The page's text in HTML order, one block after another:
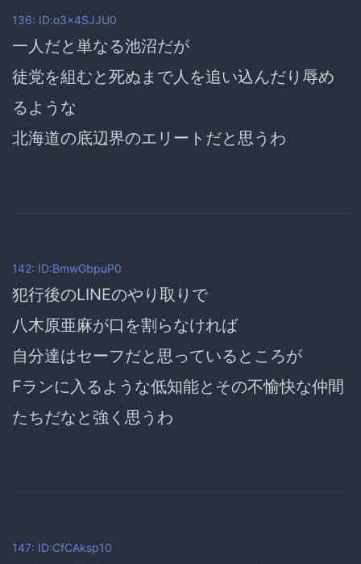
136: ID:o3x4SJJU0
一人だと単なる池沼だが
徒党を組むと死ぬまで人を追い込んだり辱め
るような
北海道の底辺界のエリートだと思うわ
142: ID:BmwGbpuP0
犯行後のLINEのやり取りで
八木原亜麻が口を割らなければ
自分達はセーフだと思っているところが
Fランに入るような低知能とその不愉快な仲間
たちだなと強く思うわ
147: ID:CfCAksp10